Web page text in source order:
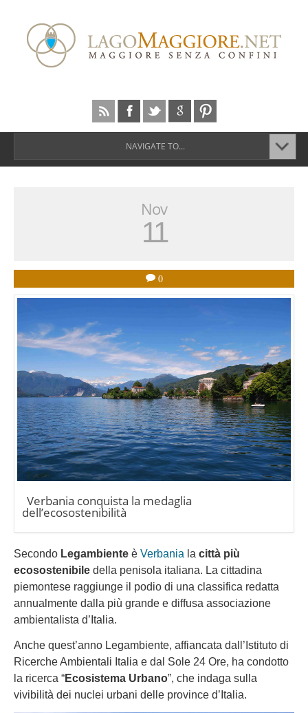
NAVIGATE TO...
Nov
11
0
Verbania conquista la medaglia
dell’ecosostenibilità
Secondo Legambiente è Verbania la città più
ecosostenibile della penisola italiana. La cittadina
piemontese raggiunge il podio di una classifica redatta
annualmente dalla più grande e diffusa associazione
ambientalista d’Italia.
Anche quest’anno Legambiente, affiancata dall’Istituto di
Ricerche Ambientali Italia e dal Sole 24 Ore, ha condotto
la ricerca “Ecosistema Urbano”, che indaga sulla
vivibilità dei nuclei urbani delle province d’Italia.